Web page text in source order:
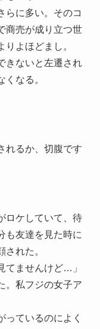
らに多い。そのコ
商売が成り立つ世
よほどまし。
きないと左遷され
なる。
れるか、切腹です
ロケしていて、待
も友達を見た時に
れた。
てませんけど…」
。私フジの女子ア
ているのによく